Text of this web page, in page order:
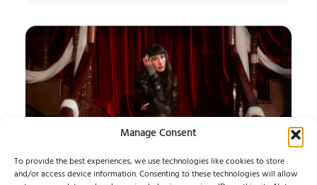
Manage Consent
To provide the best experiences, we use technologies like cookies to store
and/or access device information. Consenting to these technologies will allow